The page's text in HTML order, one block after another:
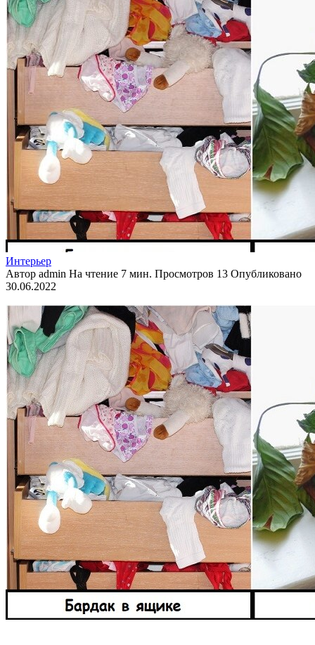
Интерьер
Автор admin На чтение 7 мин. Просмотров 13 Опубликовано
30.06.2022